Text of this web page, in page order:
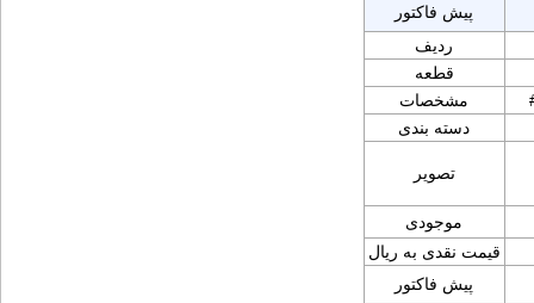
پیش فاکتور
ردیف
قطعه
مشخصات
دسته بندی
تصویر
موجودی
قیمت نقدی به ریال
پیش فاکتور